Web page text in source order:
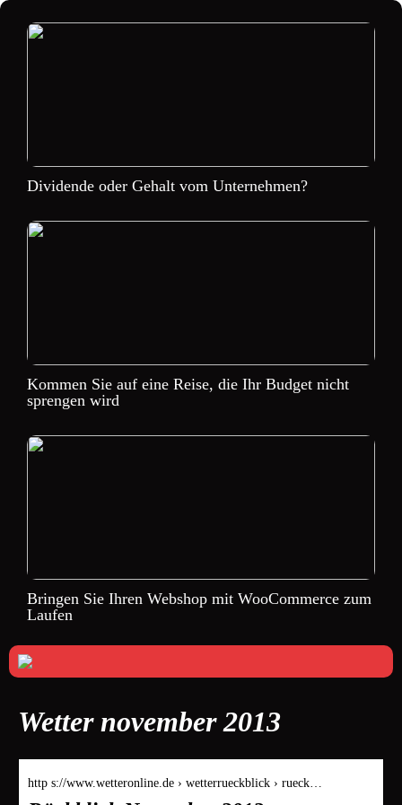
Dividende oder Gehalt vom Unternehmen?
Kommen Sie auf eine Reise, die Ihr Budget nicht
sprengen wird
Bringen Sie Ihren Webshop mit WooCommerce zum
Laufen
Wetter november 2013
http s://www.wetteronline.de › wetterrueckblick › rueck…